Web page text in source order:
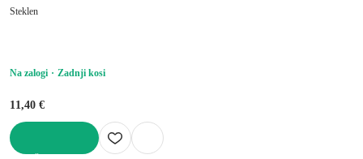
Steklen
Na zalogi Zadnji kosi
11,40 €